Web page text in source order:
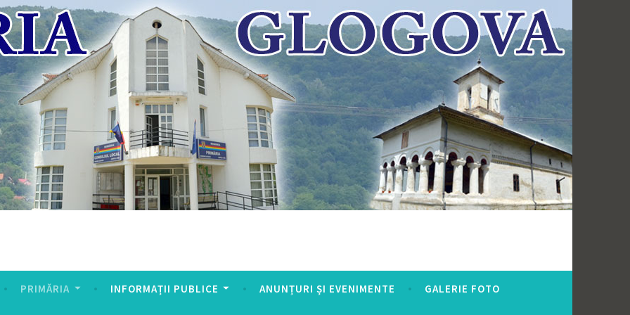
PRIMĂRIA INFORMAȚII PUBLICE ANUNȚURI ȘI EVENIMENTE GALERIE FOTO